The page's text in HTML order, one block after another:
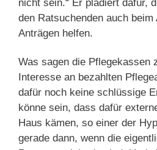
nicht sein.“ Er plädiert dafür,
den Ratsuchenden auch beim
Anträgen helfen.
Was sagen die Pflegekassen
Interesse an bezahlten
dafür noch keine schlüssige
könne sein, dass dafür
Haus kämen, so einer der
gerade dann, wenn die